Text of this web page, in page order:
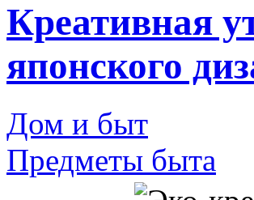
Креативная
японского
Дом и быт
Предметы быта